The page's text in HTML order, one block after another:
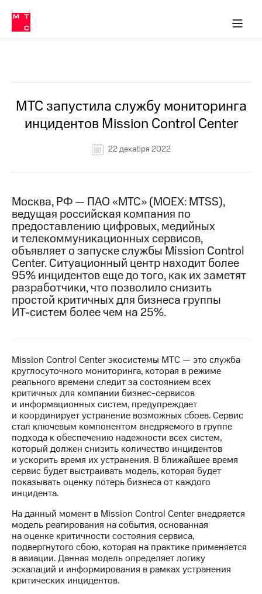
Медиа-центр
и акционерам
Устойчивое развитие
Комплаенс и деловая этика
компании
Карьера
История
компании
Руководство
Контакты
Медиа-центр
Пресс-
релизы
МТС
о технологиях
Достижения
Финансовая
отчетность
Контакты
Новости
в
регионе
и акционерам
Корпоративное
управление
секретарь
Раскрытие
информации
Информация
акционерам
Документы
ПАО
в МТС
Пресс-
релизы
о технологиях
МТС запустила службу мониторинга
инцидентов Mission Control Center
22 декабря 2022
Москва, РФ — ПАО «МТС» (MOEX: MTSS),
ведущая российская компания по
предоставлению цифровых, медийных
и телекоммуникационных сервисов,
объявляет о запуске службы Mission Control
Center. Ситуационный центр находит более
95% инцидентов еще до того, как их заметят
разработчики, что позволило снизить
простой критичных для бизнеса группы
ИТ-систем более чем на 25%.
Mission Control Center экосистемы МТС — это служба
круглосуточного мониторинга, которая в режиме
реального времени следит за состоянием всех
критичных для компании бизнес-сервисов
и информационных систем, предупреждает
и координирует устранение возможных сбоев. Сервис
стал ключевым компонентом внедряемого в группе
подхода к обеспечению надежности всех систем,
который должен снизить количество инцидентов
и ускорить время их устранения. В ближайшее время
сервис будет выстраивать модель, которая будет
показывать оценку потерь бизнеса от каждого
инцидента.
На данный момент в Mission Control Center внедряется
модель реагирования на события, основанная
на оценке критичности состояния сервиса,
подвергнутого сбою, которая на практике применяется
в авиации. Данная модель определяет логику
эскалаций и информирования в рамках устранения
критических инцидентов.